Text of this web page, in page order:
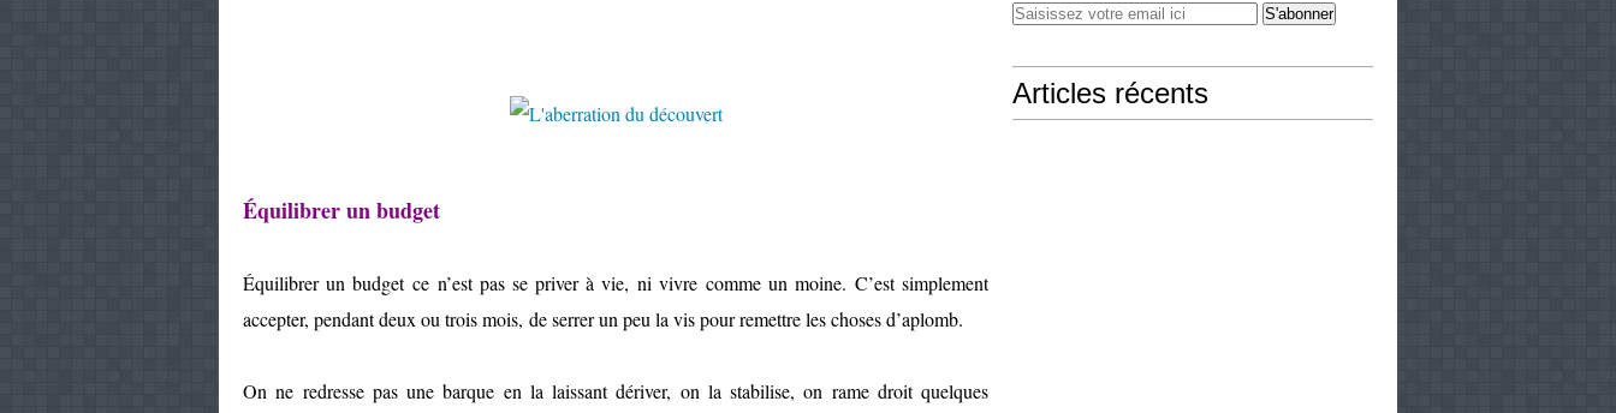
Équilibrer un budget
Équilibrer un budget ce n’est pas se priver à vie, ni vivre comme un moine. C’est simplement
accepter, pendant deux ou trois mois, de serrer un peu la vis pour remettre les choses d’aplomb.
On ne redresse pas une barque en la laissant dériver, on la stabilise, on rame droit quelques
Articles récents